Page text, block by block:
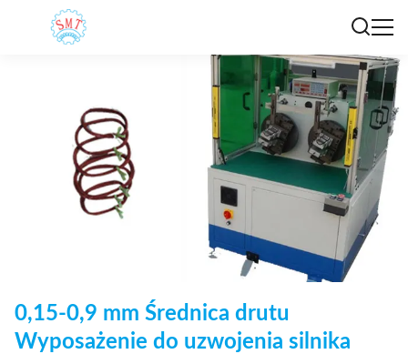
0,15-0,9 mm Średnica drutu
Wyposażenie do uzwojenia silnika